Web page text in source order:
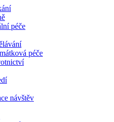
péče
péče
návštěv